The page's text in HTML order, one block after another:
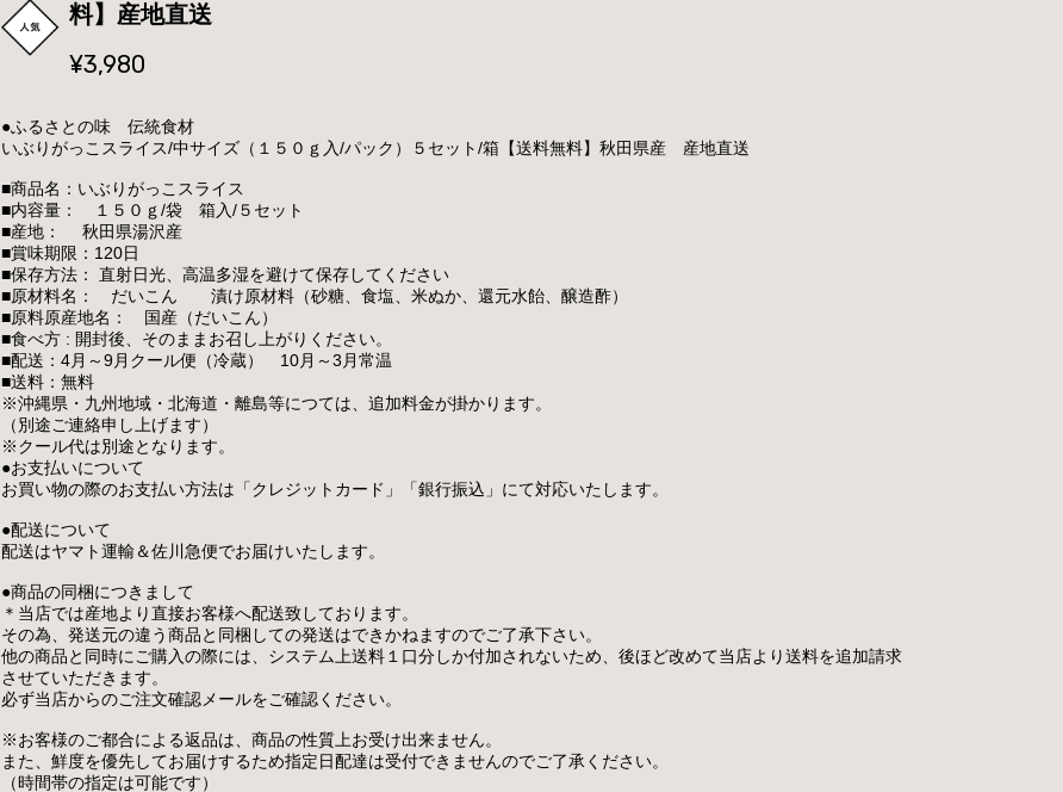
料】産地直送
¥3,980
●ふるさとの味 伝統食材
いぶりがっこスライス/中サイズ（１５０ｇ入/パック）５セット/箱【送料無料】秋田県産 産地直送
■商品名：いぶりがっこスライス
■内容量： １５０ｇ/袋 箱入/５セット
■産地： 秋田県湯沢産
■賞味期限：120日
■保存方法： 直射日光、高温多湿を避けて保存してください
■原材料名： だいこん 漬け原材料（砂糖、食塩、米ぬか、還元水飴、醸造酢）
■原料原産地名： 国産（だいこん）
■食べ方 : 開封後、そのままお召し上がりください。
■配送：4月～9月クール便（冷蔵） 10月～3月常温
■送料：無料
※沖縄県・九州地域・北海道・離島等につては、追加料金が掛かります。
（別途ご連絡申し上げます）
※クール代は別途となります。
●お支払いについて
お買い物の際のお支払い方法は「クレジットカード」「銀行振込」にて対応いたします。
●配送について
配送はヤマト運輸＆佐川急便でお届けいたします。
●商品の同梱につきまして
＊当店では産地より直接お客様へ配送致しております。
その為、発送元の違う商品と同梱しての発送はできかねますのでご了承下さい。
他の商品と同時にご購入の際には、システム上送料１口分しか付加されないため、後ほど改めて当店より送料を追加請求
させていただきます。
必ず当店からのご注文確認メールをご確認ください。
※お客様のご都合による返品は、商品の性質上お受け出来ません。
また、鮮度を優先してお届けするため指定日配達は受付できませんのでご了承ください。
（時間帯の指定は可能です）